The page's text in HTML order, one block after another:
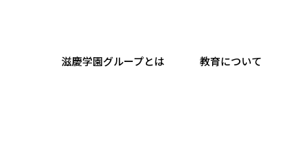
滋慶学園グループとは 教育について